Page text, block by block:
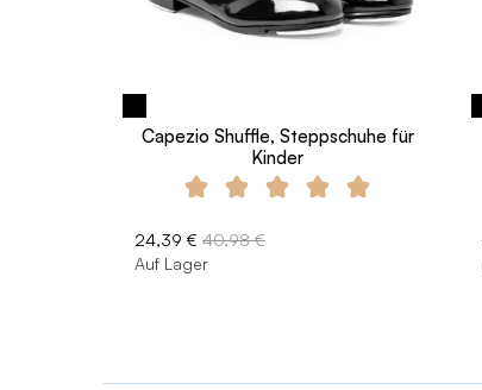
Capezio Shuffle, Steppschuhe für
Kinder
24,39 € 40,98 €
Auf Lager